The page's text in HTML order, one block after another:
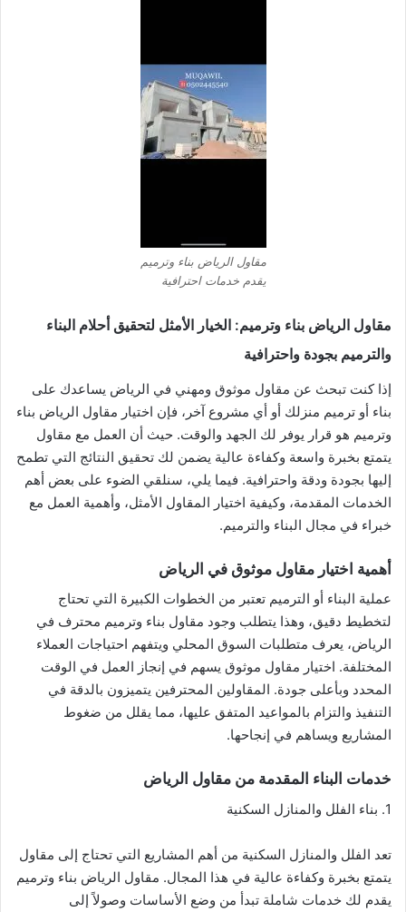
مقاول الرياض بناء وترميم
يقدم خدمات احترافية
مقاول الرياض بناء وترميم: الخيار الأمثل لتحقيق أحلام البناء
والترميم بجودة واحترافية
إذا كنت تبحث عن مقاول موثوق ومهني في الرياض يساعدك على
بناء أو ترميم منزلك أو أي مشروع آخر، فإن اختيار مقاول الرياض بناء
وترميم هو قرار يوفر لك الجهد والوقت. حيث أن العمل مع مقاول
يتمتع بخبرة واسعة وكفاءة عالية يضمن لك تحقيق النتائج التي تطمح
إليها بجودة ودقة واحترافية. فيما يلي، سنلقي الضوء على بعض أهم
الخدمات المقدمة، وكيفية اختيار المقاول الأمثل، وأهمية العمل مع
خبراء في مجال البناء والترميم.
أهمية اختيار مقاول موثوق في الرياض
عملية البناء أو الترميم تعتبر من الخطوات الكبيرة التي تحتاج
لتخطيط دقيق، وهذا يتطلب وجود مقاول بناء وترميم محترف في
الرياض، يعرف متطلبات السوق المحلي ويتفهم احتياجات العملاء
المختلفة. اختيار مقاول موثوق يسهم في إنجاز العمل في الوقت
المحدد وبأعلى جودة. المقاولين المحترفين يتميزون بالدقة في
التنفيذ والتزام بالمواعيد المتفق عليها، مما يقلل من ضغوط
المشاريع ويساهم في إنجاحها.
خدمات البناء المقدمة من مقاول الرياض
1. بناء الفلل والمنازل السكنية
تعد الفلل والمنازل السكنية من أهم المشاريع التي تحتاج إلى مقاول
يتمتع بخبرة وكفاءة عالية في هذا المجال. مقاول الرياض بناء وترميم
يقدم لك خدمات شاملة تبدأ من وضع الأساسات وصولاً إلى